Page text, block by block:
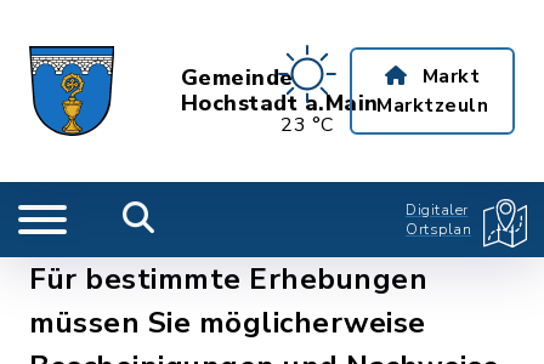
Gemeinde
Hochstadt a.Main
23 °C
Markt
Marktzeuln
Digitaler
Ortsplan
Für bestimmte Erhebungen
müssen Sie möglicherweise